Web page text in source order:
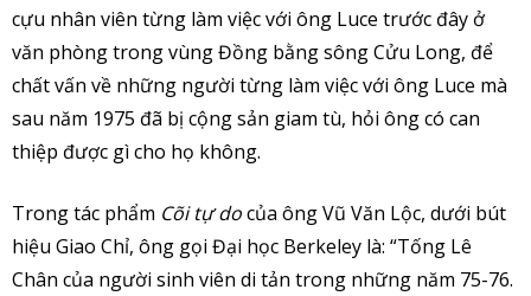
cựu nhân viên từng làm việc với ông Luce trước đây ở
văn phòng trong vùng Đồng bằng sông Cửu Long, để
chất vấn về những người từng làm việc với ông Luce mà
sau năm 1975 đã bị cộng sản giam tù, hỏi ông có can
thiệp được gì cho họ không.
Trong tác phẩm Cõi tự docủa ông Vũ Văn Lộc, dưới bút
hiệu Giao Chỉ, ông gọi Đại học Berkeley là: “Tống Lê
Chân của người sinh viên di tản trong những năm 75-76.